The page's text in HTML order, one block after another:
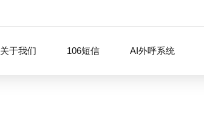
关于我们 106短信 AI外呼系统